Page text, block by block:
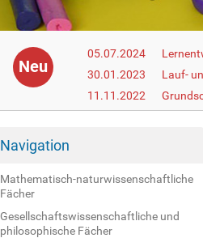
Neu
05.07.2024
30.01.2023
Lauf-
11.11.2022
Navigation
Mathematisch-naturwissenschaftliche
Fächer
Gesellschaftswissenschaftliche und
philosophische Fächer